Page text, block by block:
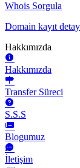
Whois Sorgula
Domain kayıt
Hakkımızda
Hakkımızda
Transfer Süreci
S.S.S
Blogumuz
İletişim